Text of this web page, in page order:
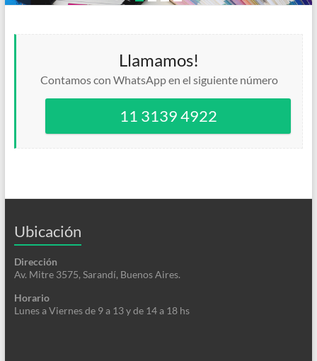
Llamamos!
Contamos con WhatsApp en el siguiente número
11 3139 4922
Ubicación
Dirección
Av. Mitre 3575, Sarandí, Buenos Aires.
Horario
Lunes a Viernes de 9 a 13 y de 14 a 18 hs